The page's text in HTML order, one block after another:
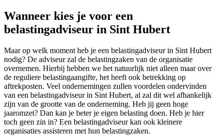
Wanneer kies je voor een
belastingadviseur in Sint Hubert
Maar op welk moment heb je een belastingadviseur in Sint Hubert
nodig? De adviseur zal de belastingzaken van de organisatie
overnemen. Hierbij hebben we het natuurlijk niet alleen maar over
de reguliere belastingaangifte, het heeft ook betrekking op
aftrekposten. Veel ondernemingen zullen voordelen ondervinden
van een belastingadviseur in Sint Hubert, al zal dit wel afhankelijk
zijn van de grootte van de onderneming. Heb jij geen hoge
jaaromzet? Dan kan je beter je eigen belasting doen. Heb je hier
toch geen zin in? Een belastingadviseur kan ook kleinere
organisaties assisteren met hun belastingzaken.